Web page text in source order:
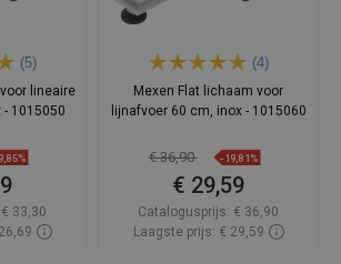
(5)
lineaire
1015050
€ 33,30
(4)
Mexen Flat lichaam voor
lijnafvoer 60 cm, inox - 1015060
€ 36,90 -19,81%
€ 29,59
Catalogusprijs: € 36,90
Laagste prijs: € 29,59